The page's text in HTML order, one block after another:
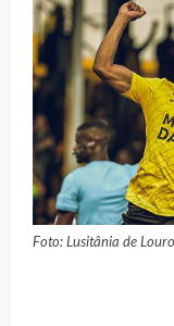
Foto: Lusitânia de